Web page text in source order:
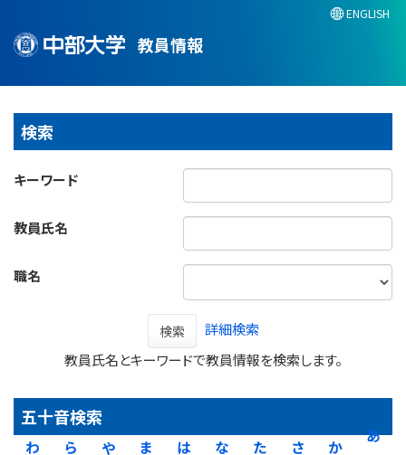
教員情報
ENGLISH
検索
キーワード
教員氏名
職名
検索
詳細検索
教員氏名とキーワードで教員情報を検索します。
五十音検索
あ
か
さ
た
な
は
ま
や
ら
わ